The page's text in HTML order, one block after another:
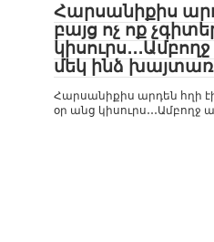
Հարսանիքիս
բայց ոչ ոք
մեկ ինձ
Հարսանիքիս արդեն հղի
օր անց կիսուրս․․․Ամբողջ